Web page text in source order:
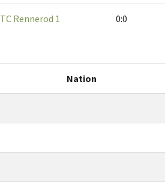
TC Rennerod 1 0:0
Nation